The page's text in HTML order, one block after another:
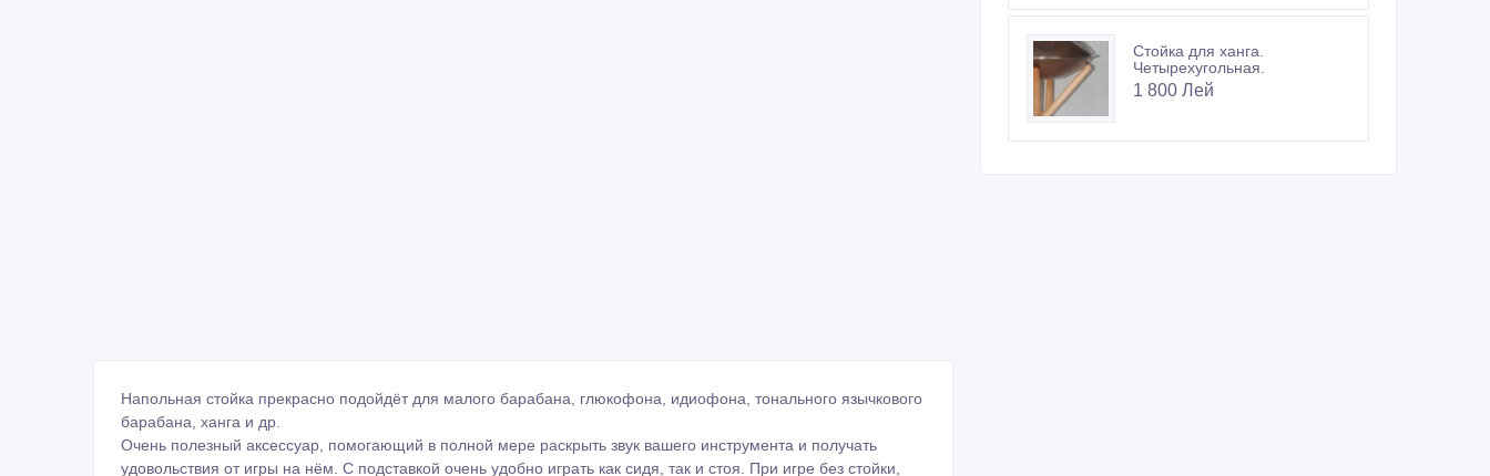
Напольная стойка прекрасно подойдёт для малого барабана, глюкофона, идиофона, тонального язычкового
барабана, ханга и др.
Очень полезный аксессуар, помогающий в полной мере раскрыть звук вашего инструмента и получать
удовольствия от игры на нём. С подставкой очень удобно играть как сидя, так и стоя. При игре без стойки,
Стойка для ханга.
Четырехугольная.
1 800 Лей